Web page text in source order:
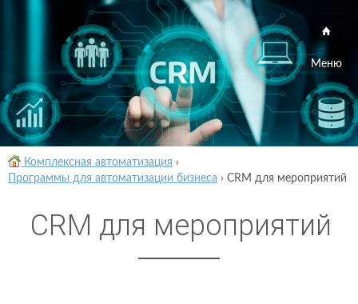
Меню
Комплексная автоматизация ›
Программы для автоматизации бизнеса › CRM для мероприятий
CRM для мероприятий